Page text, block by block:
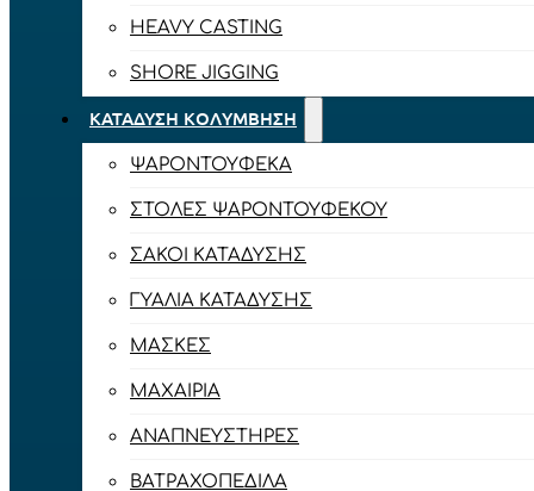
HEAVY CASTING
SHORE JIGGING
ΚΑΤΆΔΥΣΗ ΚΟΛΎΜΒΗΣΗ
ΨΑΡΟΝΤΟΎΦΕΚΑ
ΣΤΟΛΈΣ ΨΑΡΟΝΤΟΎΦΕΚΟΥ
ΣΆΚΟΙ ΚΑΤΆΔΥΣΗΣ
ΓΥΑΛΙΆ ΚΑΤΆΔΥΣΗΣ
ΜΆΣΚΕΣ
ΜΑΧΑΊΡΙΑ
ΑΝΑΠΝΕΥΣΤΉΡΕΣ
ΒΑΤΡΑΧΟΠΈΔΙΛΑ